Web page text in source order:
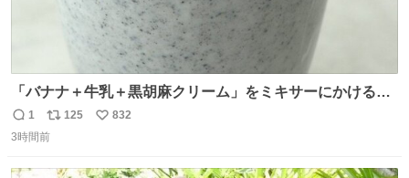
「バナナ＋牛乳＋黒胡麻クリーム」をミキサーにかけるだ
けで、濃厚な黒胡麻スムージーができます！ バナナの甘み
と黒胡麻の香ばしさは相性◎なので、ぜひ試してみてくだ
返
信
1
リ
ポ
125
い
832
3時間前